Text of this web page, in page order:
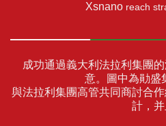
Xsnano reach
成功通過義大利法拉利集團
意。圖中為勛盛
與法拉利集團高管共同商討合
計，并